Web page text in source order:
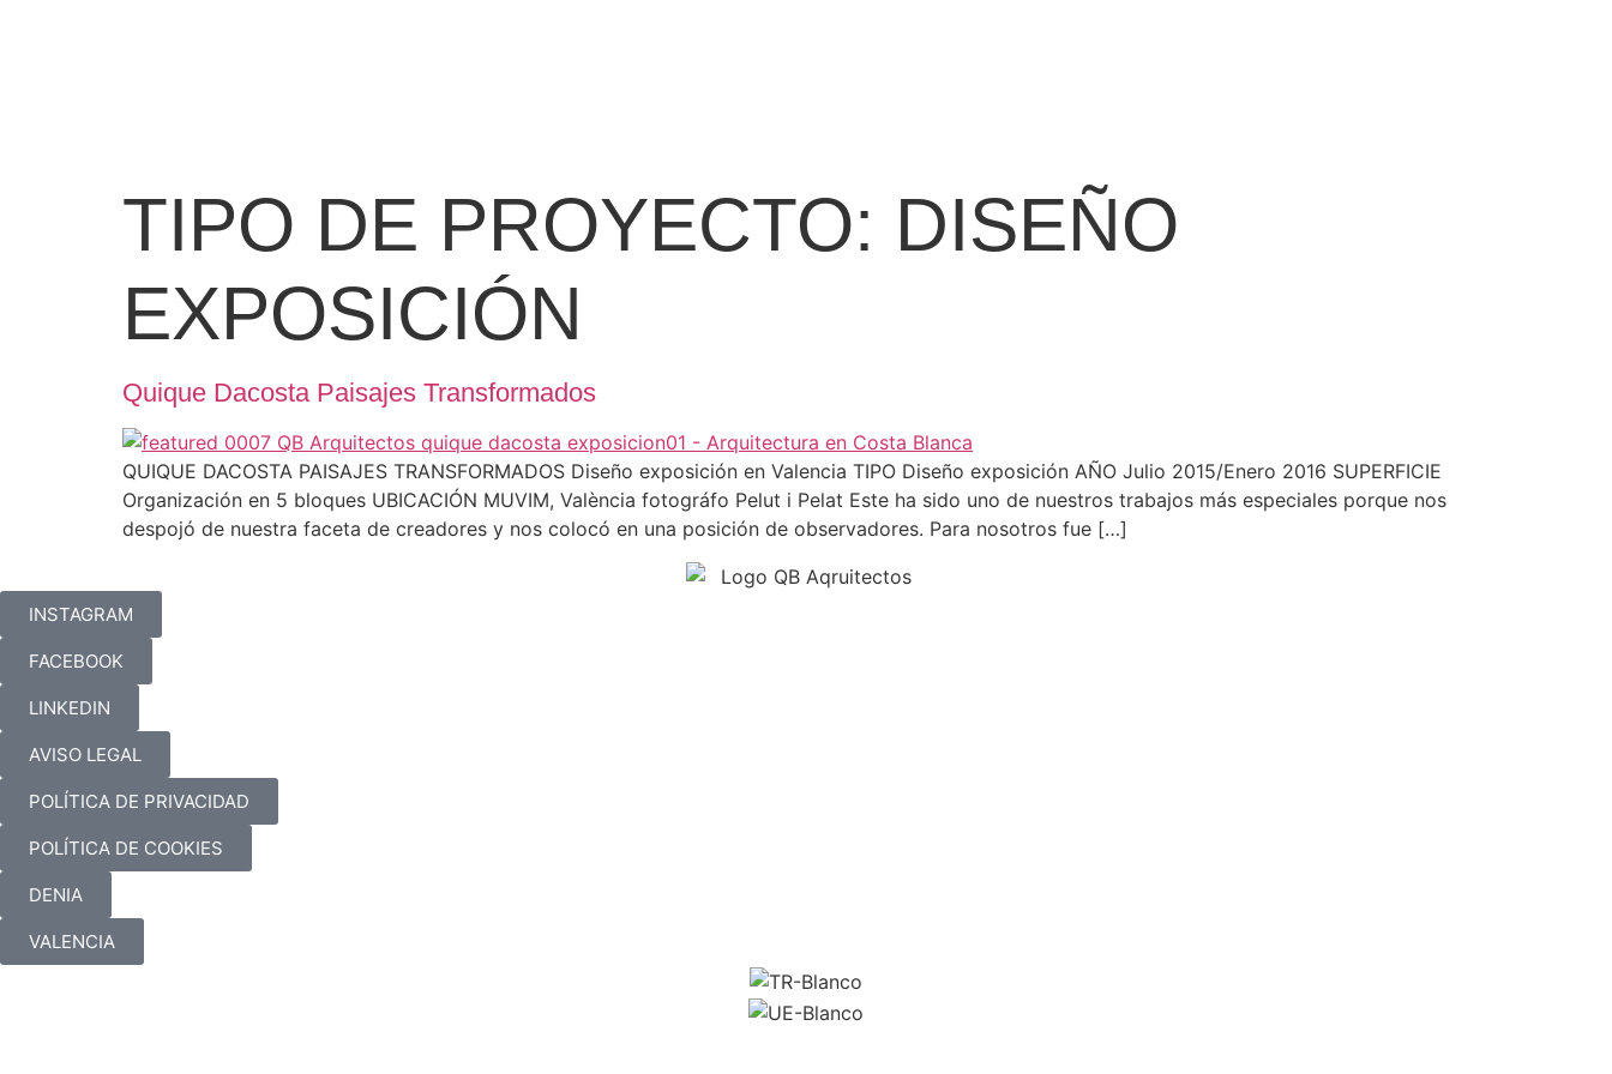
TIPO DE PROYECTO: DISEÑO
EXPOSICIÓN
Quique Dacosta Paisajes Transformados
QUIQUE DACOSTA PAISAJES TRANSFORMADOS Diseño exposición en Valencia TIPO Diseño exposición AÑO Julio 2015/Enero 2016 SUPERFICIE
Organización en 5 bloques UBICACIÓN MUVIM, València fotográfo Pelut i Pelat Este ha sido uno de nuestros trabajos más especiales porque nos
despojó de nuestra faceta de creadores y nos colocó en una posición de observadores. Para nosotros fue […]
INSTAGRAM
FACEBOOK
LINKEDIN
AVISO LEGAL
POLÍTICA DE PRIVACIDAD
POLÍTICA DE COOKIES
DENIA
VALENCIA